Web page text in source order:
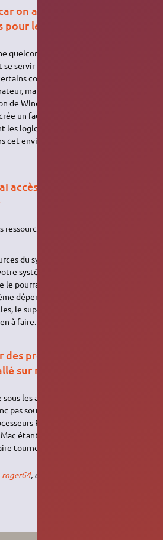
on a besoin de toute
le faire marcher ! »
quelconque version de Windows
servir d'une installation de
composants si Windows est
mais ce n'est pas obligatoire. En
de Windows, Wine installe ses
un faux environnement Windows
logiciels de votre choix. Les
cet environnement simulé…et non
accès en écriture à mes
ressources que Linux : si Linux gère le
du système d'exploitation dans
système ne peut pas écrire sur des
pourra pas non plus. La gestion des
dépend des composants installés.
le support de NTFS est présent par
à faire.
programmes Win32 sur
sur mon Mac. »
les architectures compatibles
pas sous les anciens ordinateurs
PowerPC. Toutefois, la
étant basée sur des processeurs
tourner Wine.
roger64, complété par